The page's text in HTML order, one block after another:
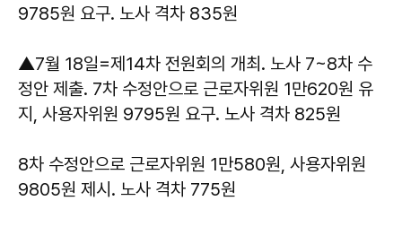
9785원 요구. 노사 격차 835원
▲7월 18일=제14차 전원회의 개최. 노사 7~8차 수
정안 제출. 7차 수정안으로 근로자위원 1만620원 유
지, 사용자위원 9795원 요구. 노사 격차 825원
8차 수정안으로 근로자위원 1만580원, 사용자위원
9805원 제시. 노사 격차 775원